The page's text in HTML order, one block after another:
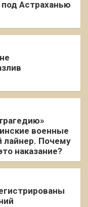
Астраханью
военные
лайнер. Почему
наказание?